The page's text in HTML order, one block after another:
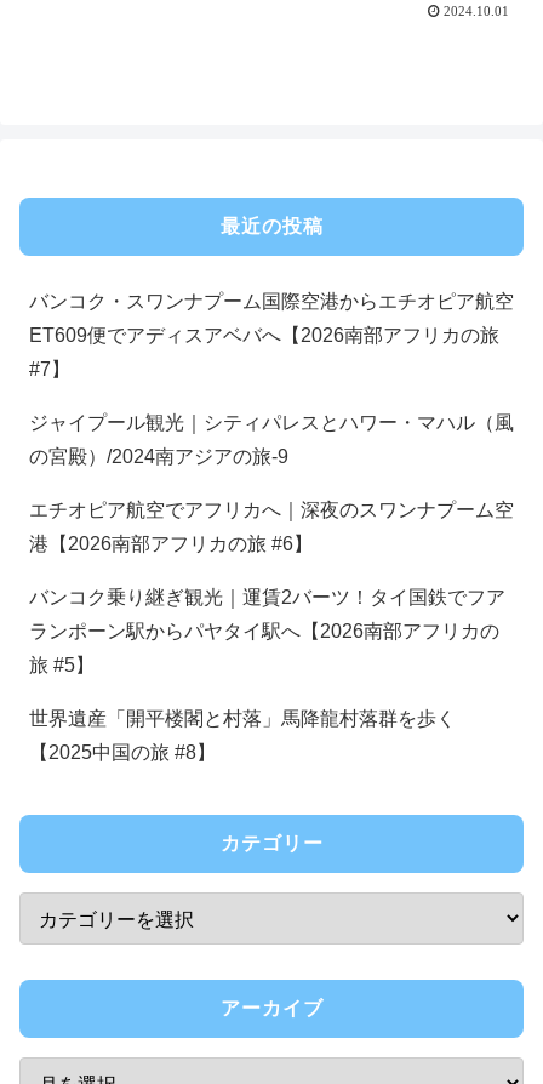
2024.10.01
最近の投稿
バンコク・スワンナプーム国際空港からエチオピア航空
ET609便でアディスアベバへ【2026南部アフリカの旅
#7】
ジャイプール観光｜シティパレスとハワー・マハル（風
の宮殿）/2024南アジアの旅-9
エチオピア航空でアフリカへ｜深夜のスワンナプーム空
港【2026南部アフリカの旅 #6】
バンコク乗り継ぎ観光｜運賃2バーツ！タイ国鉄でフア
ランポーン駅からパヤタイ駅へ【2026南部アフリカの
旅 #5】
世界遺産「開平楼閣と村落」馬降龍村落群を歩く
【2025中国の旅 #8】
カテゴリー
アーカイブ